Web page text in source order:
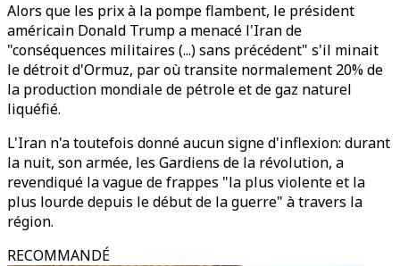
Alors que les prix à la pompe flambent, le président
américain Donald Trump a menacé l'Iran de
"conséquences militaires (...) sans précédent" s'il minait
le détroit d'Ormuz, par où transite normalement 20% de
la production mondiale de pétrole et de gaz naturel
liquéfié.
L'Iran n'a toutefois donné aucun signe d'inflexion: durant
la nuit, son armée, les Gardiens de la révolution, a
revendiqué la vague de frappes "la plus violente et la
plus lourde depuis le début de la guerre" à travers la
région.
RECOMMANDÉ